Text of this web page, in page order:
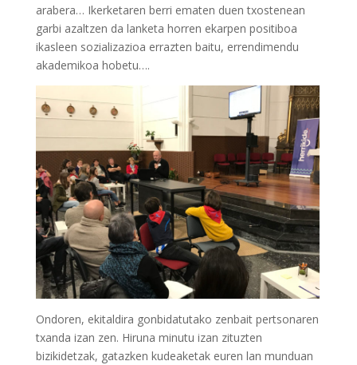
arabera… Ikerketaren berri ematen duen txostenean
garbi azaltzen da lanketa horren ekarpen positiboa
ikasleen sozializazioa errazten baitu, errendimendu
akademikoa hobetu….
Ondoren, ekitaldira gonbidatutako zenbait pertsonaren
txanda izan zen. Hiruna minutu izan zituzten
bizikidetzak, gatazken kudeaketak euren lan munduan